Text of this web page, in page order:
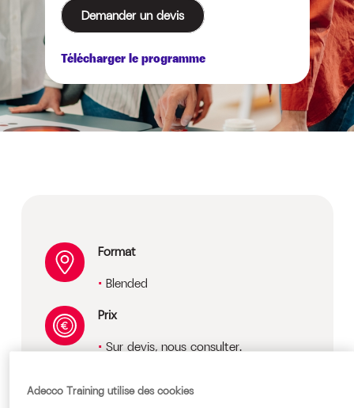
Demander un devis
Télécharger le programme
Format
Blended
Prix
Sur devis, nous consulter.
Adecco Training utilise des cookies